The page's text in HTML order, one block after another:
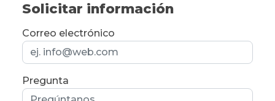
Solicitar información
Correo electrónico
Pregunta